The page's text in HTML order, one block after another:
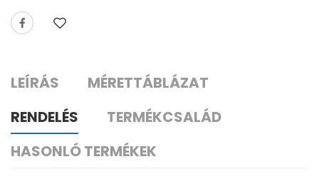
LEÍRÁS
MÉRETTÁBLÁZAT
RENDELÉS
TERMÉKCSALÁD
HASONLÓ TERMÉKEK